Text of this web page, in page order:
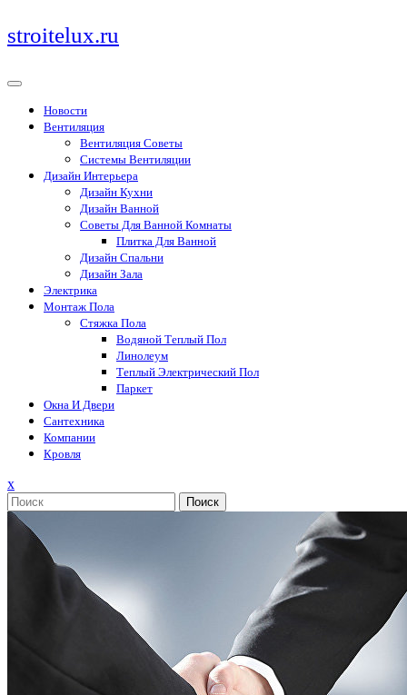
Перейти
к
stroitelux.ru
Новости
Вентиляция
Вентиляция Советы
Системы Вентиляции
Дизайн Интерьера
Дизайн Кухни
Дизайн Ванной
Советы Для Ванной Комнаты
Плитка Для Ванной
Дизайн Спальни
Дизайн Зала
Электрика
Монтаж Пола
Стяжка Пола
Водяной Теплый Пол
Линолеум
Теплый Электрический Пол
Паркет
Окна И Двери
Сантехника
Компании
Кровля
xЗакрыть
меню
Поиск